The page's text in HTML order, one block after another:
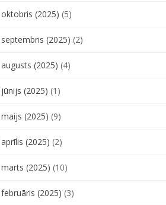
oktobris (2025) (5)
septembris (2025) (2)
augusts (2025) (4)
jūnijs (2025) (1)
maijs (2025) (9)
aprīlis (2025) (2)
marts (2025) (10)
februāris (2025) (3)